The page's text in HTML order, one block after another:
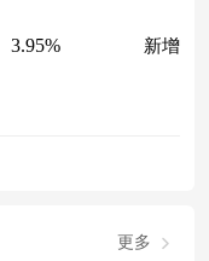
3.95% 新增
更多